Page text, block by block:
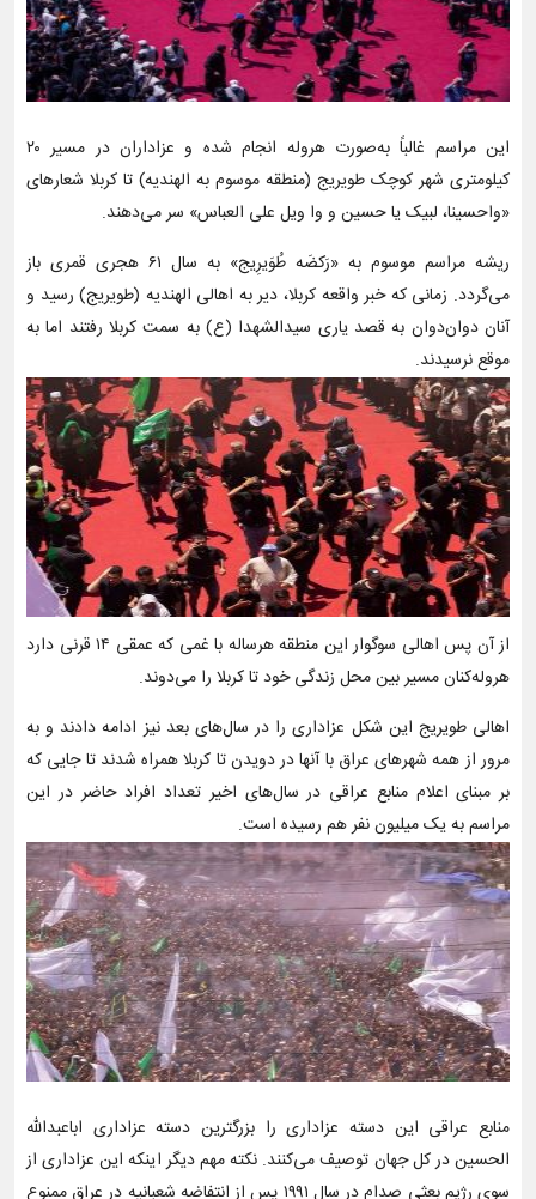
این مراسم غالباً به‌صورت هروله انجام شده و عزاداران در مسیر ۲۰
کیلومتری شهر کوچک طویریج (منطقه موسوم به الهندیه) تا کربلا شعارهای
«واحسینا، لبیک یا حسین و وا ویل علی العباس» سر می‌دهند.
ریشه مراسم موسوم به «رَکضَه طُوَیرِیج» به سال ۶۱ هجری قمری باز
می‌گردد. زمانی که خبر واقعه کربلا، دیر به اهالی الهندیه (طویریج) رسید و
آنان دوان‌دوان به قصد یاری سیدالشهدا (ع) به سمت کربلا رفتند اما به
موقع نرسیدند.
از آن پس اهالی سوگوار این منطقه هرساله با غمی که عمقی ۱۴ قرنی دارد
هروله‌کنان مسیر بین محل زندگی خود تا کربلا را می‌دوند.
اهالی طویریج این شکل عزاداری را در سال‌های بعد نیز ادامه دادند و به
مرور از همه شهرهای عراق با آنها در دویدن تا کربلا همراه شدند تا جایی که
بر مبنای اعلام منابع عراقی در سال‌های اخیر تعداد افراد حاضر در این
مراسم به یک میلیون نفر هم رسیده است.
منابع عراقی این دسته عزاداری را بزرگترین دسته عزاداری اباعبدالله
الحسین در کل جهان توصیف می‌کنند. نکته مهم دیگر اینکه این عزاداری از
سوی رژیم بعثی صدام در سال ۱۹۹۱ پس از انتفاضه شعبانیه در عراق ممنوع